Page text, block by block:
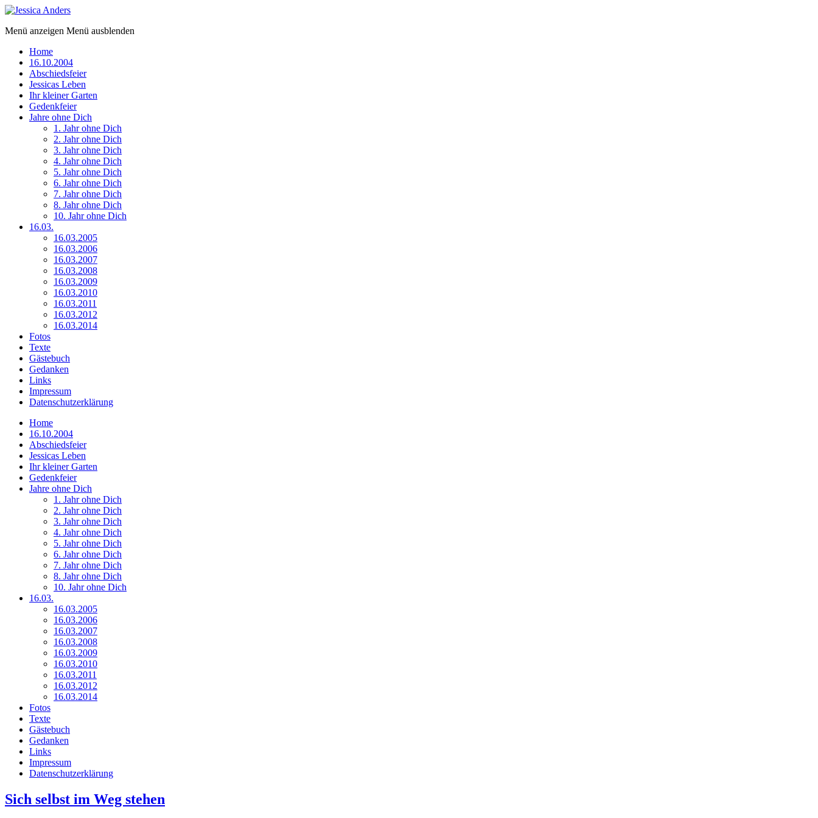
Menü anzeigen Menü ausblenden
Home
16.10.2004
Abschiedsfeier
Jessicas Leben
Ihr kleiner Garten
Gedenkfeier
Jahre ohne Dich
1. Jahr ohne Dich
2. Jahr ohne Dich
3. Jahr ohne Dich
4. Jahr ohne Dich
5. Jahr ohne Dich
6. Jahr ohne Dich
7. Jahr ohne Dich
8. Jahr ohne Dich
10. Jahr ohne Dich
16.03.
16.03.2005
16.03.2006
16.03.2007
16.03.2008
16.03.2009
16.03.2010
16.03.2011
16.03.2012
16.03.2014
Fotos
Texte
Gästebuch
Gedanken
Links
Impressum
Datenschutzerklärung
Home
16.10.2004
Abschiedsfeier
Jessicas Leben
Ihr kleiner Garten
Gedenkfeier
Jahre ohne Dich
1. Jahr ohne Dich
2. Jahr ohne Dich
3. Jahr ohne Dich
4. Jahr ohne Dich
5. Jahr ohne Dich
6. Jahr ohne Dich
7. Jahr ohne Dich
8. Jahr ohne Dich
10. Jahr ohne Dich
16.03.
16.03.2005
16.03.2006
16.03.2007
16.03.2008
16.03.2009
16.03.2010
16.03.2011
16.03.2012
16.03.2014
Fotos
Texte
Gästebuch
Gedanken
Links
Impressum
Datenschutzerklärung
Sich selbst im Weg stehen